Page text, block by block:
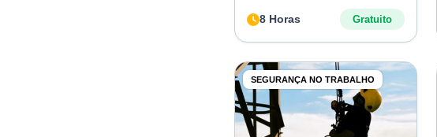
8 Horas Gratuito
SEGURANÇA NO TRABALHO